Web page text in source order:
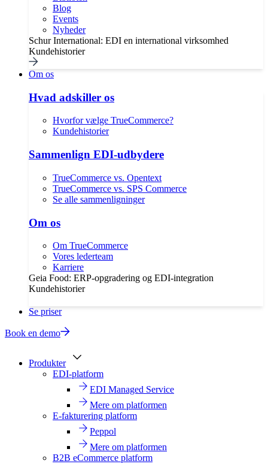
Blog
Events
Nyheder
Schur International: EDI en international virksomhed
Kundehistorier
Om os
Hvad adskiller os
Hvorfor vælge TrueCommerce?
Kundehistorier
Sammenlign EDI-udbydere
TrueCommerce vs. Opentext
TrueCommerce vs. SPS Commerce
Se alle sammenligninger
Om os
Om TrueCommerce
Vores lederteam
Karriere
Geia Food: ERP-opgradering og EDI-integration
Kundehistorier
Se priser
Book en demo
Produkter
EDI-platform
EDI Managed Service
Mere om platformen
E-fakturering platform
Peppol
Mere om platformen
B2B eCommerce platform